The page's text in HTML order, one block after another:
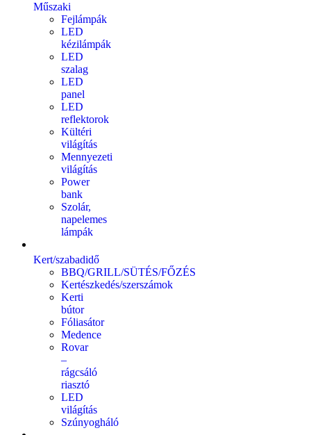
Műszaki
Fejlámpák
LED
kézilámpák
LED
szalag
LED
panel
LED
reflektorok
Kültéri
világítás
Mennyezeti
világítás
Power
bank
Szolár,
napelemes
lámpák
Kert/szabadidő
BBQ/GRILL/SÜTÉS/FŐZÉS
Kertészkedés/szerszámok
Kerti
bútor
Fóliasátor
Medence
Rovar
–
rágcsáló
riasztó
LED
világítás
Szúnyogháló